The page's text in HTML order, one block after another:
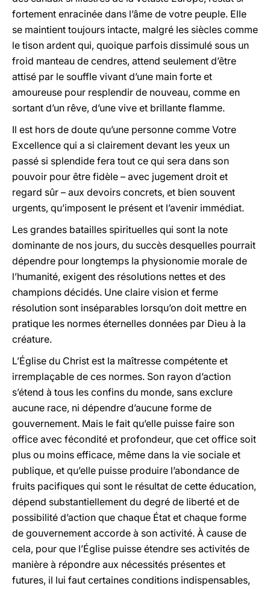
fortement enracinée dans l’âme de votre peuple. Elle
se maintient toujours intacte, malgré les siècles comme
le tison ardent qui, quoique parfois dissimulé sous un
froid manteau de cendres, attend seulement d’être
attisé par le souffle vivant d’une main forte et
amoureuse pour resplendir de nouveau, comme en
sortant d’un rêve, d’une vive et brillante flamme.
Il est hors de doute qu’une personne comme Votre
Excellence qui a si clairement devant les yeux un
passé si splendide fera tout ce qui sera dans son
pouvoir pour être fidèle – avec jugement droit et
regard sûr – aux devoirs concrets, et bien souvent
urgents, qu’imposent le présent et l’avenir immédiat.
Les grandes batailles spirituelles qui sont la note
dominante de nos jours, du succès desquelles pourrait
dépendre pour longtemps la physionomie morale de
l’humanité, exigent des résolutions nettes et des
champions décidés. Une claire vision et ferme
résolution sont inséparables lorsqu’on doit mettre en
pratique les normes éternelles données par Dieu à la
créature.
L’Église du Christ est la maîtresse compétente et
irremplaçable de ces normes. Son rayon d’action
s’étend à tous les confins du monde, sans exclure
aucune race, ni dépendre d’aucune forme de
gouvernement. Mais le fait qu’elle puisse faire son
office avec fécondité et profondeur, que cet office soit
plus ou moins efficace, même dans la vie sociale et
publique, et qu’elle puisse produire l’abondance de
fruits pacifiques qui sont le résultat de cette éducation,
dépend substantiellement du degré de liberté et de
possibilité d’action que chaque État et chaque forme
de gouvernement accorde à son activité. À cause de
cela, pour que l’Église puisse étendre ses activités de
manière à répondre aux nécessités présentes et
futures, il lui faut certaines conditions indispensables,